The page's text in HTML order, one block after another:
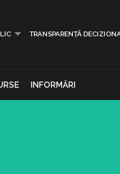
TRANSPARENȚĂ
INFORMĂRI